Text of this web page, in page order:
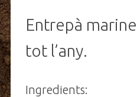
Entrepà
tot l’any.
Ingredients: